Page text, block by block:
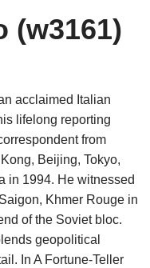
(w3161)
acclaimed Italian
lifelong reporting
from
Beijing, Tokyo,
in 1994. He witnessed
Khmer Rouge in
of the Soviet bloc.
geopolitical
In A Fortune‑Teller